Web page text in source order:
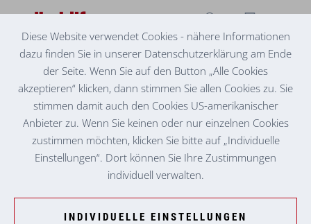
TAGESMÜTTER MURTAL
NIKOLAUSGESCHENKE
Diese Website verwendet Cookies - nähere Informationen
dazu finden Sie in unserer Datenschutzerklärung am Ende
der Seite. Wenn Sie auf den Button „Alle Cookies
akzeptieren“ klicken, dann stimmen Sie allen Cookies zu. Sie
stimmen damit auch den Cookies US-amerikanischer
Anbieter zu. Wenn Sie keinen oder nur einzelnen Cookies
zustimmen möchten, klicken Sie bitte auf „Individuelle
Einstellungen“. Dort können Sie Ihre Zustimmungen
individuell verwalten.
INDIVIDUELLE EINSTELLUNGEN